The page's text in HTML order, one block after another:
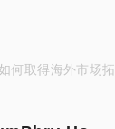
何取得海外市场